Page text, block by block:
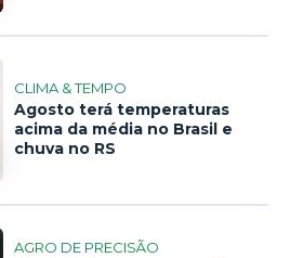
CLIMA & TEMPO
Agosto terá temperaturas
acima da média no Brasil e
chuva no RS
AGRO DE PRECISÃO